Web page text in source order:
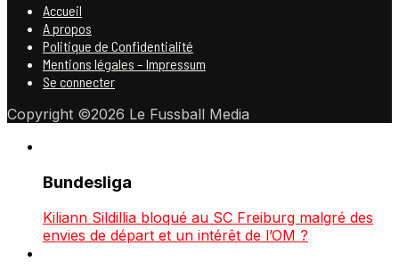
Accueil
A propos
Politique de Confidentialité
Mentions légales – Impressum
Se connecter
Copyright ©2026 Le Fussball Media
Bundesliga
Kiliann Sildillia bloqué au SC Freiburg malgré des
envies de départ et un intérêt de l’OM ?